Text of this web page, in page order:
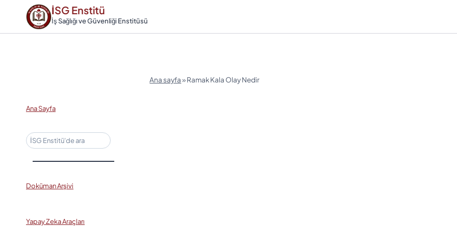
content
İSG Enstitü
İş Sağlığı ve Güvenliği Enstitüsü
Ana sayfa»Ramak Kala Olay Nedir
Ana Sayfa
Ara
Doküman Arşivi
Yapay Zeka Araçları